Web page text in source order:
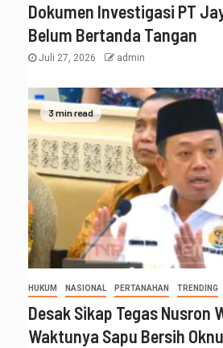
Dokumen Investigasi PT
Belum Bertanda Tangan
Juli 27, 2026 admin
3 min read
HUKUM NASIONAL PERTANAHAN TRENDING
Desak Sikap Tegas Nusron
Waktunya Sapu Bersih